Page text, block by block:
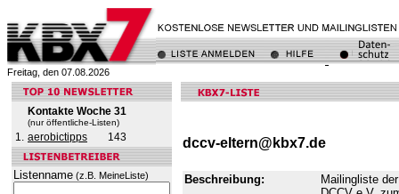
Freitag, den 07.08.2026
Kontakte Woche 31
(nur öffentliche-Listen)
1. aerobictipps 143
Listenname (z.B. MeineListe)
dccv-eltern@kbx7.de
Beschreibung:
Mailingliste